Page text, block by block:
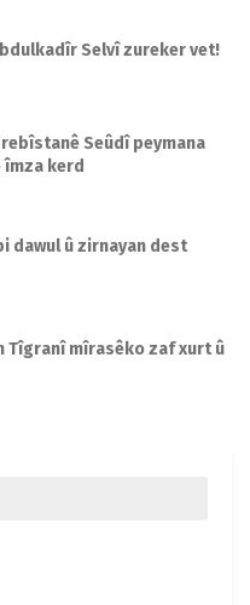
Selvî zureker vet!
Seûdî peymana
kerd
dawul û zirnayan dest
Tîgranî mîrasêko zaf xurt û